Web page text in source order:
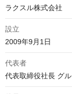
ラクスル株式会社
設立
2009年9月1日
代表者
代表取締役社長 グ